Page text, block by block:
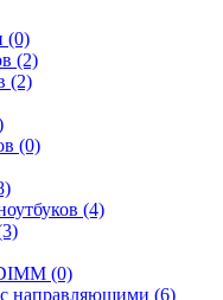
(0)
(2)
(2)
(0)
(4)
(0)
направляющими (6)